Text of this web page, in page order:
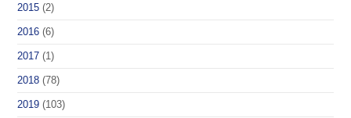
2015 (2)
2016 (6)
2017 (1)
2018 (78)
2019 (103)